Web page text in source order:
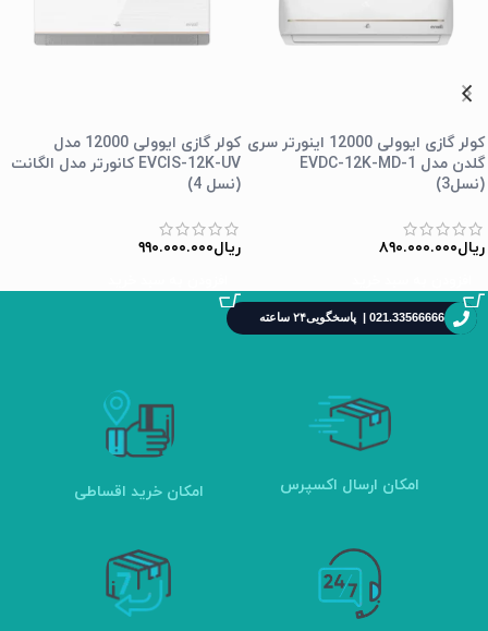
کولر گازی ایوولی 12000 اینورتر سری
گلدن مدل EVDC-12K-MD-1
(نسل3)
ریال۸۹۰.۰۰۰.۰۰۰
کولر گازی ایوولی 12000 مدل
EVCIS-12K-UV کانورتر مدل الگانت
(نسل 4)
ریال۹۹۰.۰۰۰.۰۰۰
021.33566666 | پاسخگویی۲۴ ساعته
امکان ارسال اکسپرس امکان خرید اقساطی